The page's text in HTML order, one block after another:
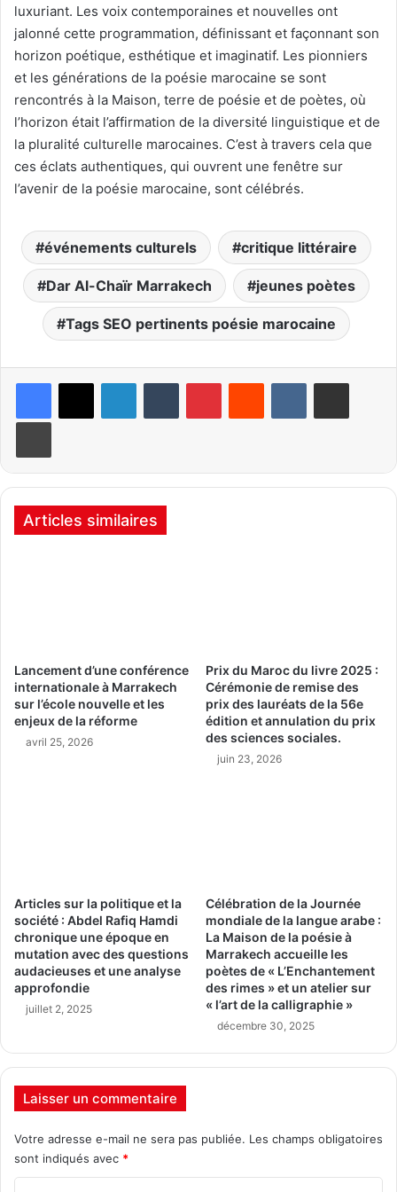
luxuriant. Les voix contemporaines et nouvelles ont
jalonné cette programmation, définissant et façonnant son
horizon poétique, esthétique et imaginatif. Les pionniers
et les générations de la poésie marocaine se sont
rencontrés à la Maison, terre de poésie et de poètes, où
l’horizon était l’affirmation de la diversité linguistique et de
la pluralité culturelle marocaines. C’est à travers cela que
ces éclats authentiques, qui ouvrent une fenêtre sur
l’avenir de la poésie marocaine, sont célébrés.
événements culturels critique littéraire
Dar Al-Chaïr Marrakech jeunes poètes
Tags SEO pertinents poésie marocaine
Articles similaires
Lancement d’une conférence
internationale à Marrakech
sur l’école nouvelle et les
enjeux de la réforme
avril 25, 2026
Prix du Maroc du livre 2025 :
Cérémonie de remise des
prix des lauréats de la 56e
édition et annulation du prix
des sciences sociales.
juin 23, 2026
Articles sur la politique et la
société : Abdel Rafiq Hamdi
chronique une époque en
mutation avec des questions
audacieuses et une analyse
approfondie
juillet 2, 2025
Célébration de la Journée
mondiale de la langue arabe :
La Maison de la poésie à
Marrakech accueille les
poètes de « L’Enchantement
des rimes » et un atelier sur
« l’art de la calligraphie »
décembre 30, 2025
Laisser un commentaire
Votre adresse e-mail ne sera pas publiée. Les champs obligatoires
sont indiqués avec *